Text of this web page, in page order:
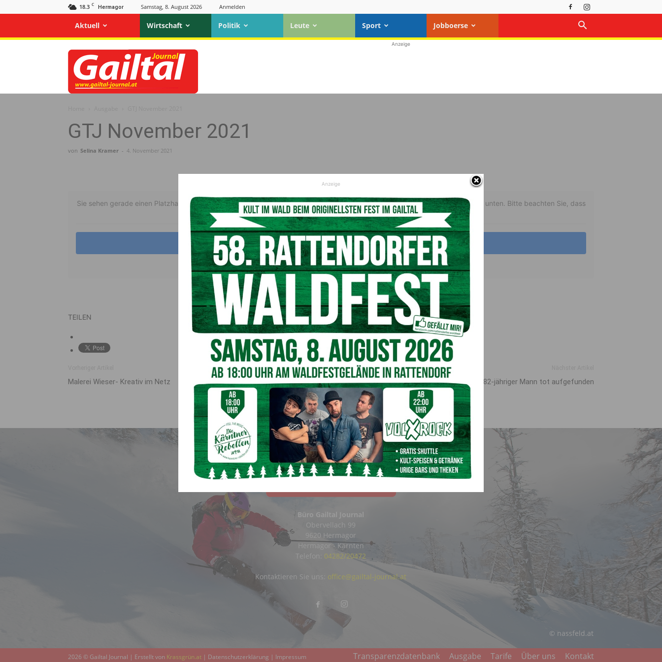
18.3 C Hermagor Samstag, 8. August 2026 Anmelden
Aktuell Wirtschaft Politik Leute Sport Jobboerse
Gailtal
Journal
Anzeige
GTJ November 2021
von Selina Kramer - 4. November 2021
Sie sehen gerade einen Platzhalterinhalt vonStandard. Um auf den eigentlichen Inhalt zuzugreifen, klicken Sie auf den Button unten. Bitte beachten Sie, dass
dabei Daten an Drittanbieter weitergegeben werden.
Inhalt entsperren
Weitere Informationen
TEILEN
Malerei Wieser- Kreativ im Netz Nach Suchaktion: 82-jähriger Mann tot aufgefunden
Büro Gailtal Journal
Obervellach 99
9620 Hermagor
Hermagor - Kärnten
Telefon: 04282/20472
© nassfeld.at
Kontaktieren Sie uns: office@gailtal-journal.at
Transparenzdatenbank Ausgabe Tarife Über uns Kontakt
2026 © Gailtal Journal | Erstellt von Krassgrün.at | Datenschutzerklärung | Impressum
Anzeige